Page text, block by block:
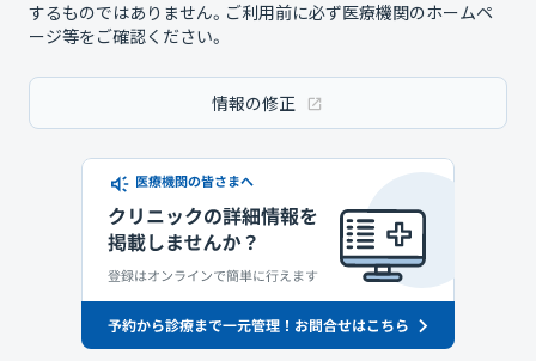
するものではありません。ご利用前に必ず医療機関のホームペ
ージ等をご確認ください。
情報の修正